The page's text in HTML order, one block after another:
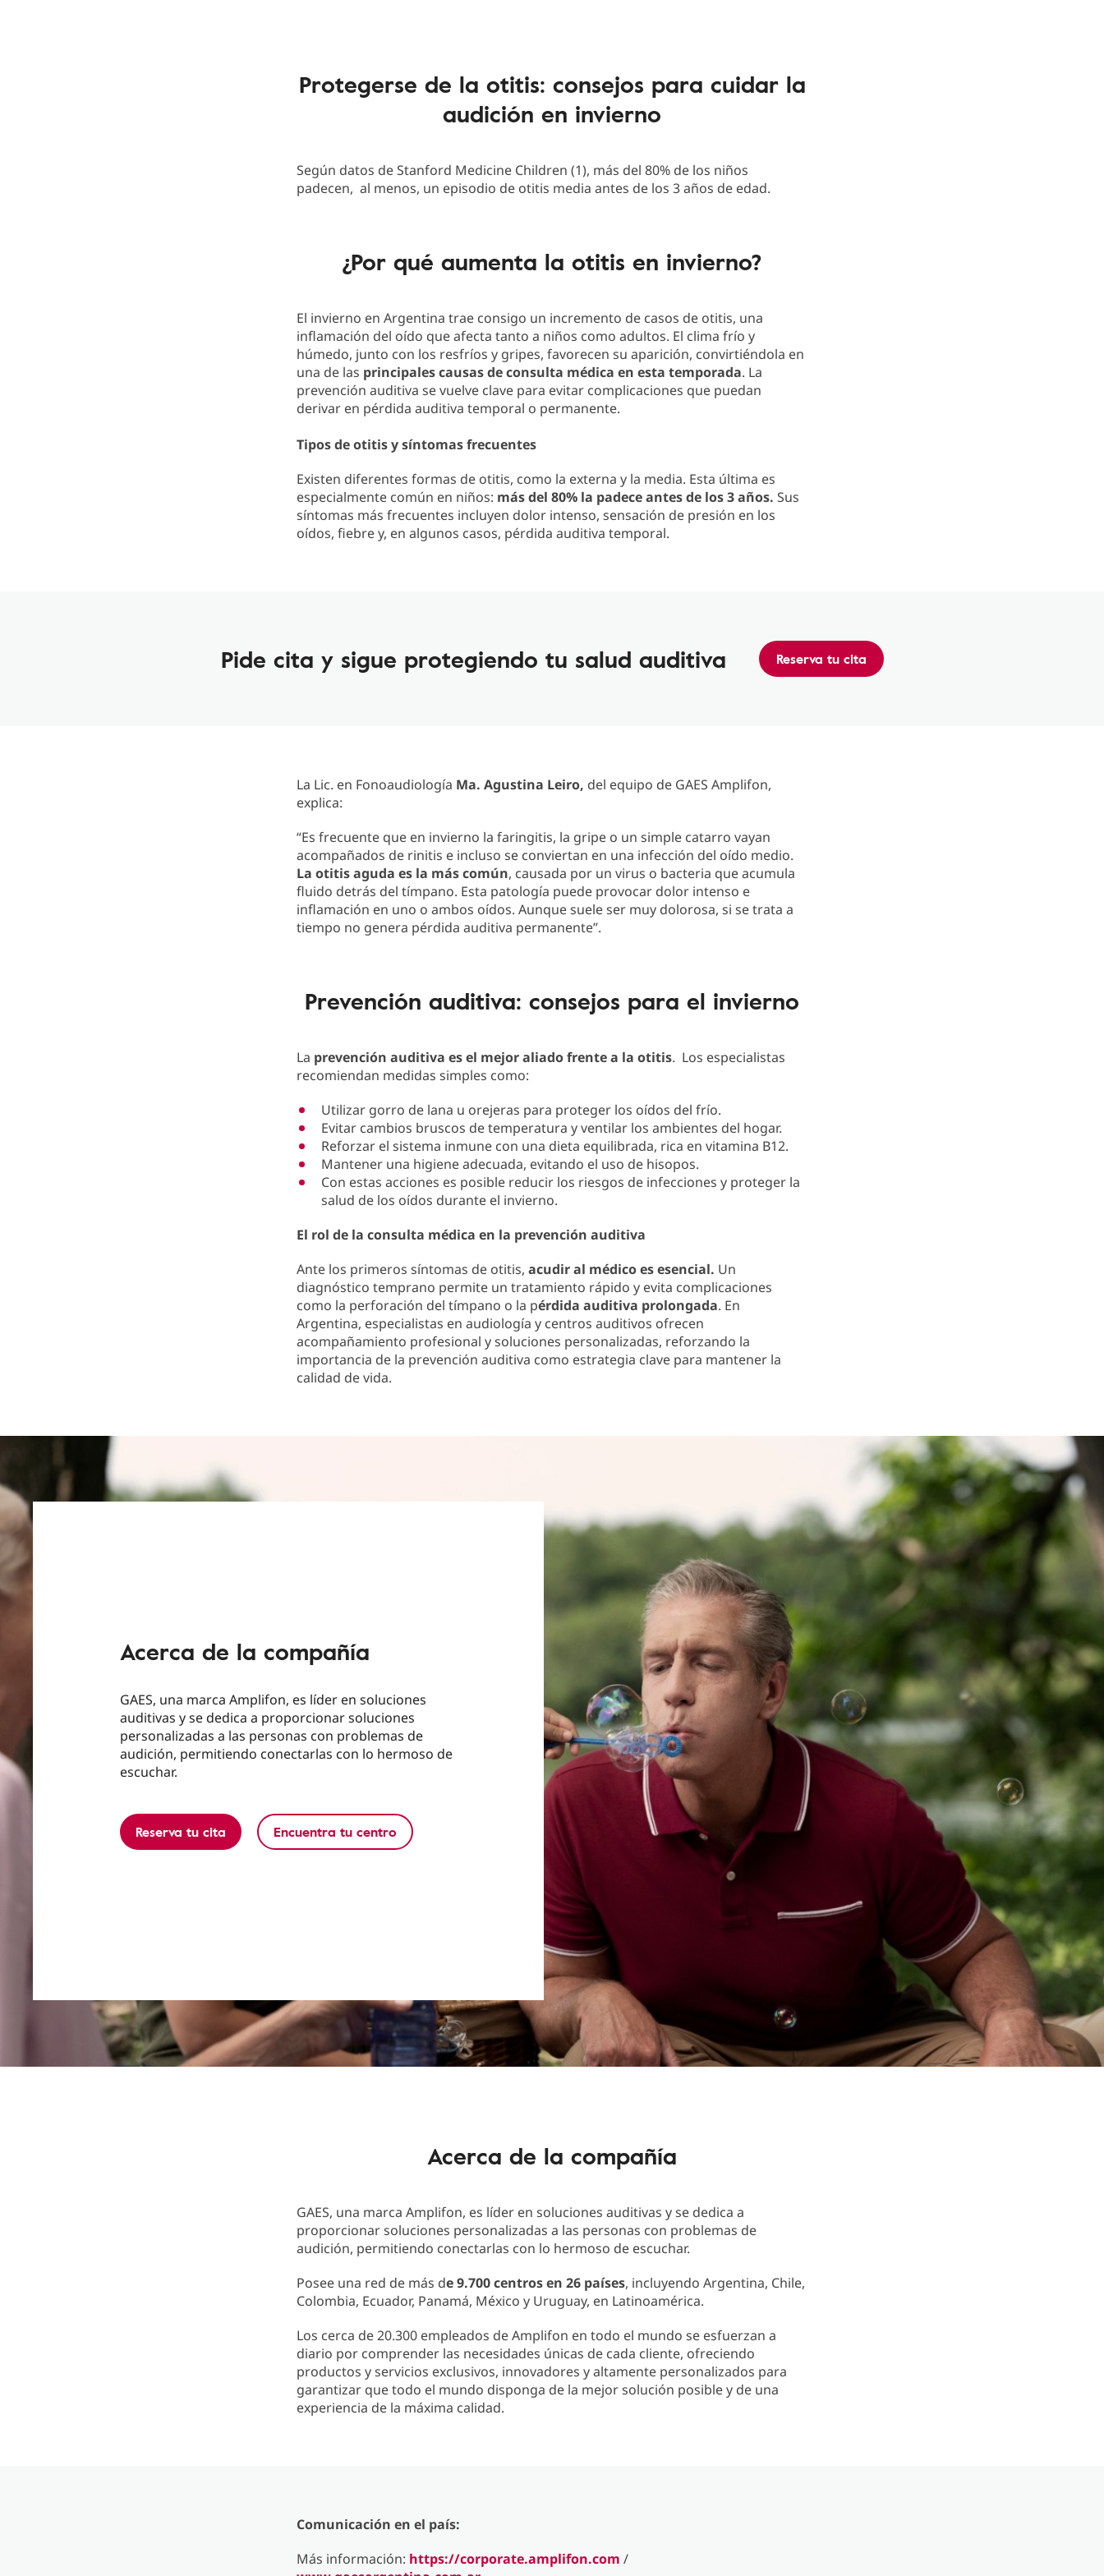
Protegerse de la otitis: consejos para cuidar la
audición en invierno
Según datos de Stanford Medicine Children (1), más del 80% de los niños
padecen, al menos, un episodio de otitis media antes de los 3 años de edad.
¿Por qué aumenta la otitis en invierno?
El invierno en Argentina trae consigo un incremento de casos de otitis, una
inflamación del oído que afecta tanto a niños como adultos. El clima frío y
húmedo, junto con los resfríos y gripes, favorecen su aparición, convirtiéndola en
una de las principales causas de consulta médica en esta temporada. La
prevención auditiva se vuelve clave para evitar complicaciones que puedan
derivar en pérdida auditiva temporal o permanente.
Tipos de otitis y síntomas frecuentes
Existen diferentes formas de otitis, como la externa y la media. Esta última es
especialmente común en niños: más del 80% la padece antes de los 3 años. Sus
síntomas más frecuentes incluyen dolor intenso, sensación de presión en los
oídos, fiebre y, en algunos casos, pérdida auditiva temporal.
Pide cita y sigue protegiendo tu salud auditiva Reserva tu cita
La Lic. en Fonoaudiología Ma. Agustina Leiro, del equipo de GAES Amplifon,
explica:
“Es frecuente que en invierno la faringitis, la gripe o un simple catarro vayan
acompañados de rinitis e incluso se conviertan en una infección del oído medio.
La otitis aguda es la más común, causada por un virus o bacteria que acumula
fluido detrás del tímpano. Esta patología puede provocar dolor intenso e
inflamación en uno o ambos oídos. Aunque suele ser muy dolorosa, si se trata a
tiempo no genera pérdida auditiva permanente”.
Prevención auditiva: consejos para el invierno
La prevención auditiva es el mejor aliado frente a la otitis. Los especialistas
recomiendan medidas simples como:
Utilizar gorro de lana u orejeras para proteger los oídos del frío.
Evitar cambios bruscos de temperatura y ventilar los ambientes del hogar.
Reforzar el sistema inmune con una dieta equilibrada, rica en vitamina B12.
Mantener una higiene adecuada, evitando el uso de hisopos.
Con estas acciones es posible reducir los riesgos de infecciones y proteger la
salud de los oídos durante el invierno.
El rol de la consulta médica en la prevención auditiva
Ante los primeros síntomas de otitis, acudir al médico es esencial. Un
diagnóstico temprano permite un tratamiento rápido y evita complicaciones
como la perforación del tímpano o la pérdida auditiva prolongada. En
Argentina, especialistas en audiología y centros auditivos ofrecen
acompañamiento profesional y soluciones personalizadas, reforzando la
importancia de la prevención auditiva como estrategia clave para mantener la
calidad de vida.
Acerca de la compañía
GAES, una marca Amplifon, es líder en soluciones
auditivas y se dedica a proporcionar soluciones
personalizadas a las personas con problemas de
audición, permitiendo conectarlas con lo hermoso de
escuchar.
Reserva tu cita Encuentra tu centro
Acerca de la compañía
GAES, una marca Amplifon, es líder en soluciones auditivas y se dedica a
proporcionar soluciones personalizadas a las personas con problemas de
audición, permitiendo conectarlas con lo hermoso de escuchar.
Posee una red de más de 9.700 centros en 26 países, incluyendo Argentina, Chile,
Colombia, Ecuador, Panamá, México y Uruguay, en Latinoamérica.
Los cerca de 20.300 empleados de Amplifon en todo el mundo se esfuerzan a
diario por comprender las necesidades únicas de cada cliente, ofreciendo
productos y servicios exclusivos, innovadores y altamente personalizados para
garantizar que todo el mundo disponga de la mejor solución posible y de una
experiencia de la máxima calidad.
Comunicación en el país:
Más información: https://corporate.amplifon.com /